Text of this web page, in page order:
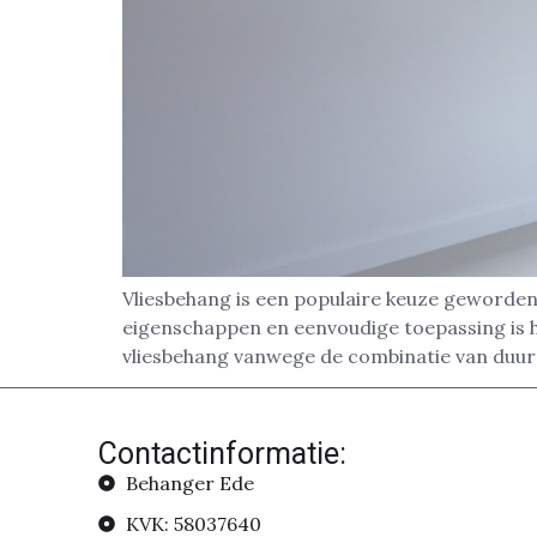
Vliesbehang is een populaire keuze
eigenschappen en eenvoudige toepassing
vliesbehang vanwege de combinatie van
Contactinformatie:
Behanger Ede
KVK: 58037640